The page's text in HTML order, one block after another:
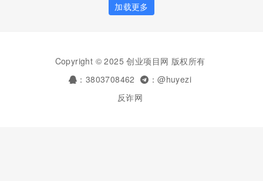
加载更多
Copyright © 2025 创业项目网 版权所有
：3803708462
：@huyezi
反诈网